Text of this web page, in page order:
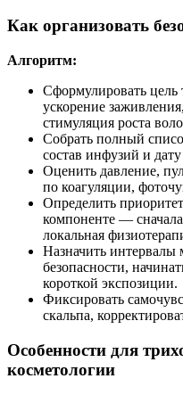
Как организовать
Алгоритм:
Сформулировать цель
ускорение
стимуляция роста
Собрать полный
состав инфузий и
Оценить давление,
по коагуляции,
Определить
компоненте —
локальная
Назначить интервалы
безопасности,
короткой экспозиции.
Фиксировать
скальпа,
Особенности для
косметологии